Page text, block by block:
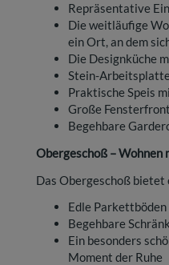
Repräsentative
Die weitläufige
ein Ort, an dem
Die Designküche
Stein-
Praktische Speis
Große
Begehbare
Obergeschoß –
Das Obergeschoß
Edle
Begehbare
Ein besonders
Moment der Ruhe